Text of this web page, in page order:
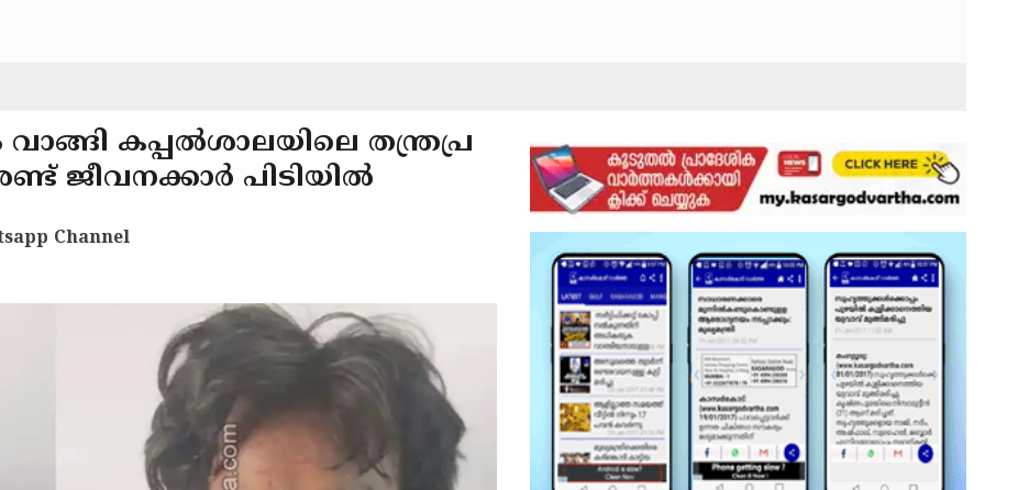
കപ്പൽശാലയിലെ തന്ത്രപ്ര
ജീവനക്കാർ പിടിയിൽ
Channel